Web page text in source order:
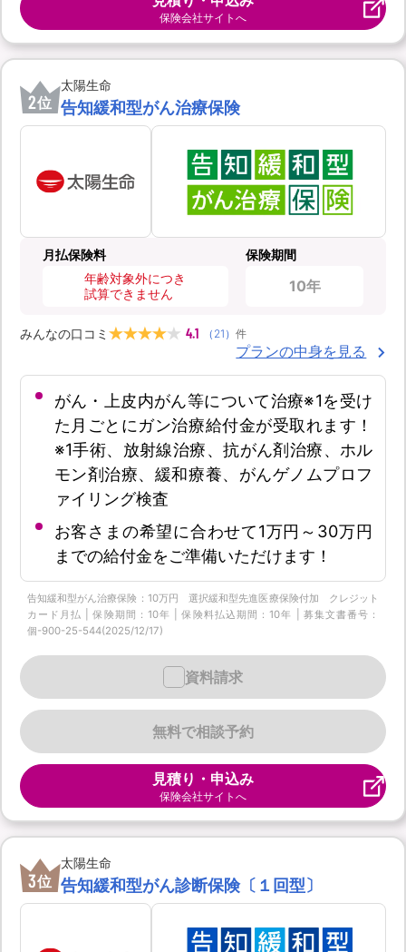
保険会社サイトへ
2位
太陽生命
告知緩和型がん治療保険
月払保険料
年齢対象外につき
試算できません
保険期間
10年
みんなの口コミ 4.1 （ 21 ） 件
プランの中身を見る
がん・上皮内がん等について治療※1を受け
た月ごとにガン治療給付金が受取れます！
※1手術、放射線治療、抗がん剤治療、ホル
モン剤治療、緩和療養、がんゲノムプロフ
ァイリング検査
お客さまの希望に合わせて1万円～30万円
までの給付金をご準備いただけます！
告知緩和型がん治療保険：10万円 選択緩和型先進医療保険付加 クレジット
カード月払 | 保険期間：10年 | 保険料払込期間：10年 | 募集文書番号：
個-900-25-544(2025/12/17)
無料で相談予約
資料請求
見積り・申込み
保険会社サイトへ
3位
太陽生命
告知緩和型がん診断保険〔１回型〕